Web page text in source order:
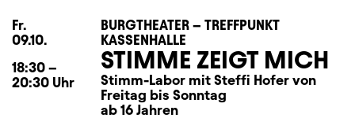
Fr.
09.10.
18:30 –
20:30 Uhr
BURGTHEATER – TREFFPUNKT
KASSENHALLE
STIMME ZEIGT MICH
Stimm-Labor mit Steffi Hofer von
Freitag bis Sonntag
ab 16 Jahren